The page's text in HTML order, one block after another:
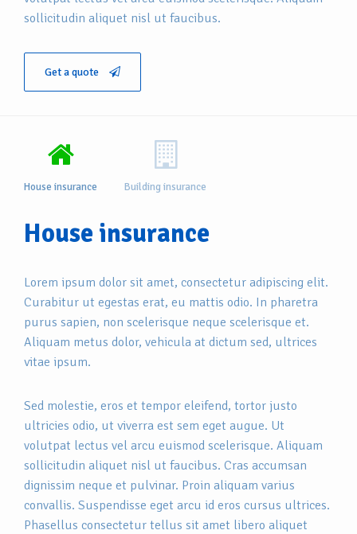
sollicitudin aliquet nisl ut faucibus.
Get a quote
House insurance Building insurance
House insurance
Lorem ipsum dolor sit amet, consectetur adipiscing elit.
Curabitur ut egestas erat, eu mattis odio. In pharetra
purus sapien, non scelerisque neque scelerisque et.
Aliquam metus dolor, vehicula at dictum sed, ultrices
vitae ipsum.
Sed molestie, eros et tempor eleifend, tortor justo
ultricies odio, ut viverra est sem eget augue. Ut
volutpat lectus vel arcu euismod scelerisque. Aliquam
sollicitudin aliquet nisl ut faucibus. Cras accumsan
dignissim neque et pulvinar. Proin aliquam varius
convallis. Suspendisse eget arcu id eros cursus ultrices.
Phasellus consectetur tellus sit amet libero aliquet